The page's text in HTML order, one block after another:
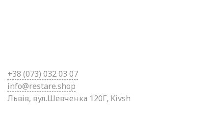
+38 (073) 032 03 07
info@restare.shop
Львів, вул.Шевченка 120Г, Kivsh